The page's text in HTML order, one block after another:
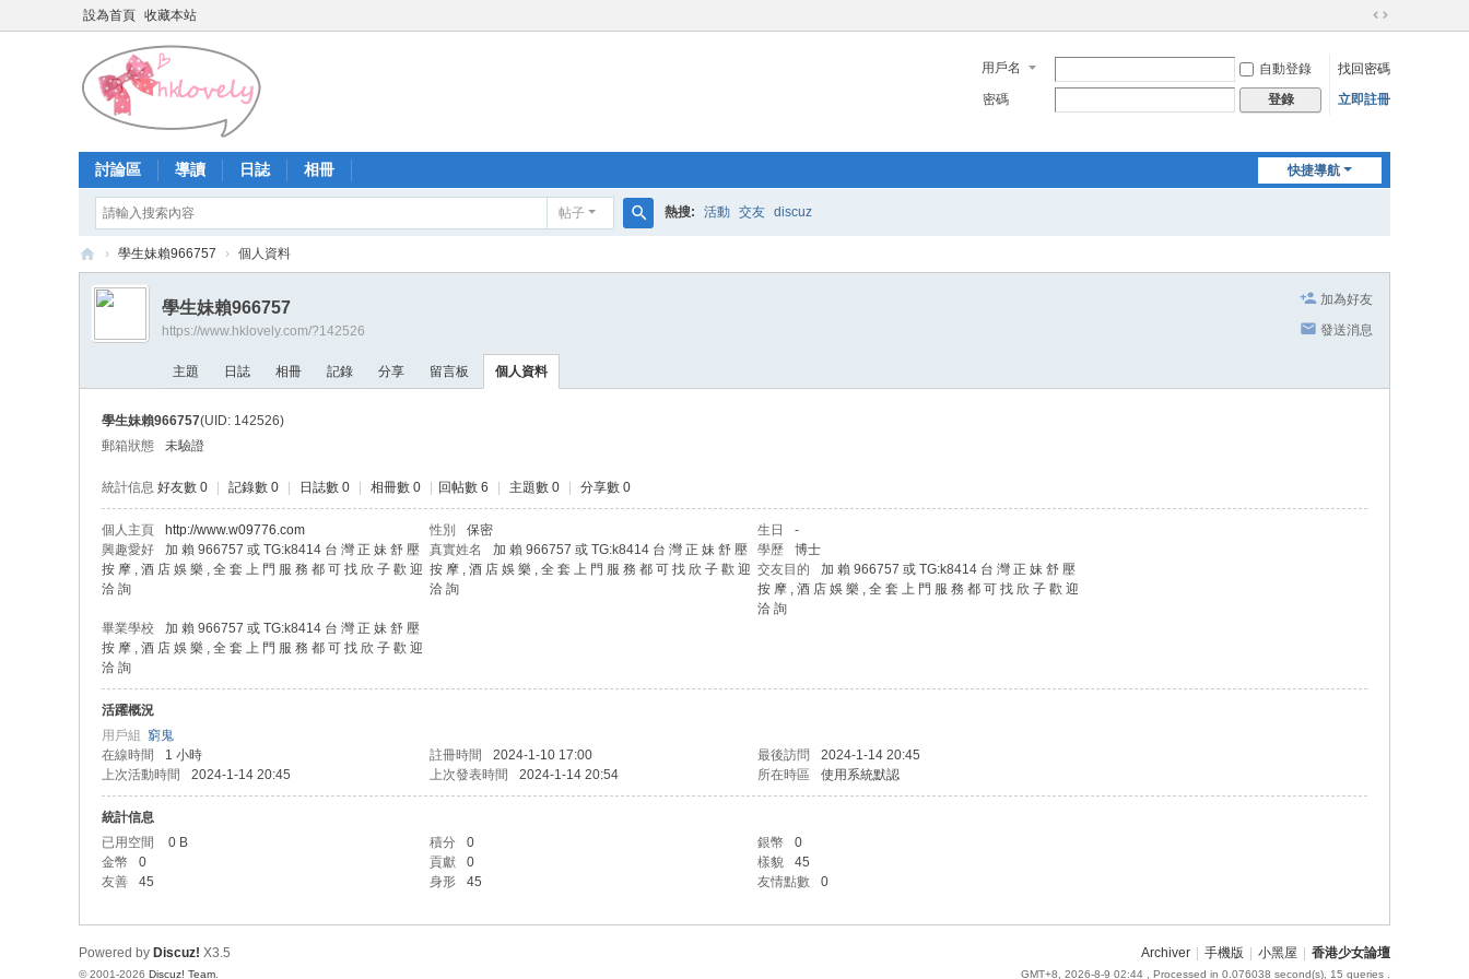
設為首頁 收藏本站
切
到
寬
用戶名 自動登錄
找回密碼
密碼
登錄 立即註冊
快捷導航
討論區 導讀 日誌 相冊
帖子
索
熱搜: 活動 交友 discuz
香
少
› 學生妹賴966757 › 個人資料
加為好友
發送消息
學生妹賴966757
https://www.hklovely.com/?142526
主題 日誌 相冊 記錄 分享 留言板 個人資料
學生妹賴966757(UID: 142526)
郵箱狀態
未驗證
統計信息 好友數 0 記錄數 0 日誌數 0 相冊數 0 回帖數 6 主題數 0 分享數 0
個人主頁 http://www.w09776.com 性別 保密 生日
-
興趣愛好
加 賴 966757 或 TG:k8414 台 灣 正 妹 舒 壓
按 摩 , 酒 店 娛 樂 , 全 套 上 門 服 務 都 可 找 欣 子 歡 迎
洽 詢
真實姓名
加 賴 966757 或 TG:k8414 台 灣 正 妹 舒 壓
按 摩 , 酒 店 娛 樂 , 全 套 上 門 服 務 都 可 找 欣 子 歡 迎
洽 詢
學歷
博士
交友目的
加 賴 966757 或 TG:k8414 台 灣 正 妹 舒 壓
按 摩 , 酒 店 娛 樂 , 全 套 上 門 服 務 都 可 找 欣 子 歡 迎
洽 詢
畢業學校
加 賴 966757 或 TG:k8414 台 灣 正 妹 舒 壓
按 摩 , 酒 店 娛 樂 , 全 套 上 門 服 務 都 可 找 欣 子 歡 迎
洽 詢
活躍概況
用戶組 窮鬼
在線時間
1 小時 註冊時間 2024-1-10 17:00 最後訪問
2024-1-14 20:45
上次活動時間
2024-1-14 20:45 上次發表時間 2024-1-14 20:54 所在時區 使用系統默認
統計信息
已用空間
0 B 積分 0 銀幣
0
金幣
0 貢獻 0 樣貌
45
友善
45 身形 45 友情點數 0
Archiver 手機版 小黑屋 香港少女論壇
GMT+8, 2026-8-9 02:44 , Processed in 0.076038 second(s), 15 queries .
Powered by Discuz! X3.5
© 2001-2026 Discuz! Team